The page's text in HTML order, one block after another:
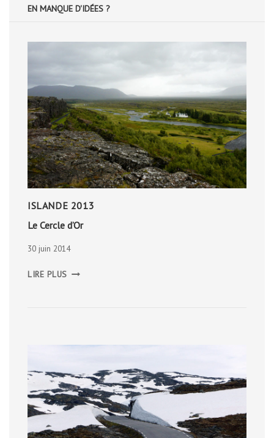
EN MANQUE D'IDÉES ?
ISLANDE 2013
Le Cercle d’Or
30 juin 2014
LIRE PLUS CERCLE